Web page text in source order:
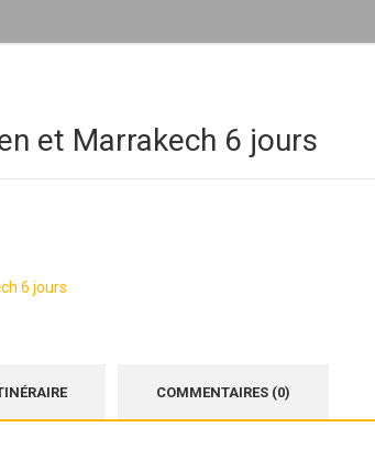
et Marrakech 6 jours
COMMENTAIRES (0)